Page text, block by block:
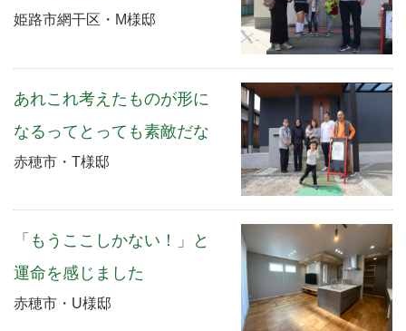
姫路市網干区・M様邸
あれこれ考えたものが形に
なるってとっても素敵だな
赤穂市・T様邸
「もうここしかない！」と
運命を感じました
赤穂市・U様邸